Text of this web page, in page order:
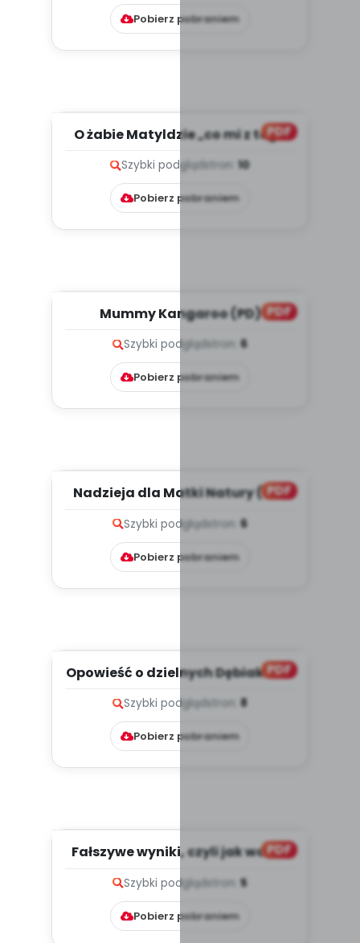
Pobierz pobraniem
PDF
O żabie Matyldzie „co mi z tego
Szybki podglądstron: 10
Pobierz pobraniem
PDF
Mummy Kangaroo (PD)
Szybki podgląd stron: 6
Pobierz pobraniem
PDF
Nadzieja dla Matki Natury (PD)
Szybki podglądstron: 6
Pobierz pobraniem
PDF
Opowieść o dzielnych Dębiakach,
Szybki podgląd stron: 8
Pobierz pobraniem
PDF
Fałszywe wyniki, czyli jak ważne
Szybki podglądstron: 5
Pobierz pobraniem